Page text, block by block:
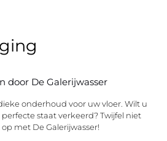
door De Galerijwasser
onderhoud voor uw vloer. Wilt u
staat verkeerd? Twijfel niet
met De Galerijwasser!